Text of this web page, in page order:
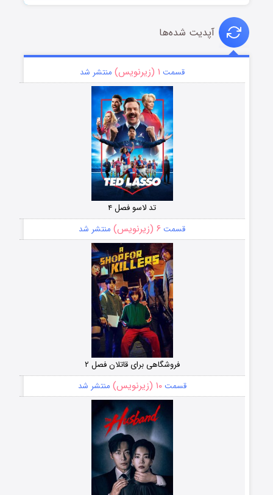
آپدیت شده‌ها
قسمت ۱ (زیرنویس) منتشر شد
تد لاسو فصل ۴
قسمت ۶ (زیرنویس) منتشر شد
فروشگاهی برای قاتلان فصل ۲
قسمت۱۰ (زیرنویس) منتشر شد